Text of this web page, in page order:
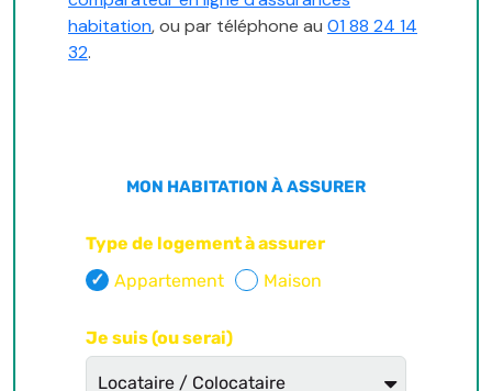
habitation, ou par téléphone au 01 88 24 14
32.